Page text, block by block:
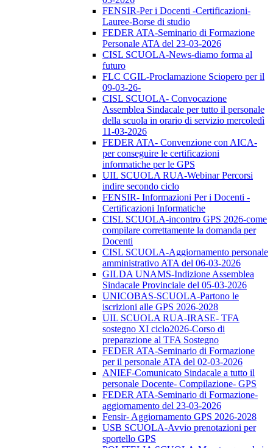
FENSIR-Per i Docenti -Certificazioni-
Lauree-Borse di studio
FEDER ATA-Seminario di Formazione
Personale ATA del 23-03-2026
CISL SCUOLA-News-diamo forma al
futuro
FLC CGIL-Proclamazione Sciopero per il
09-03-26-
CISL SCUOLA- Convocazione
Assemblea Sindacale per tutto il personale
della scuola in orario di servizio mercoledì
11-03-2026
FEDER ATA- Convenzione con AICA-
per conseguire le certificazioni
informatiche per le GPS
UIL SCUOLA RUA-Webinar Percorsi
indire secondo ciclo
FENSIR- Informazioni Per i Docenti -
Certificazioni Informatiche
CISL SCUOLA-incontro GPS 2026-come
compilare correttamente la domanda per
Docenti
CISL SCUOLA-Aggiornamento personale
amministrativo ATA del 06-03-2026
GILDA UNAMS-Indizione Assemblea
Sindacale Provinciale del 05-03-2026
UNICOBAS-SCUOLA-Partono le
iscrizioni alle GPS 2026-2028
UIL SCUOLA RUA-IRASE- TFA
sostegno XI ciclo2026-Corso di
preparazione al TFA Sostegno
FEDER ATA-Seminario di Formazione
per il personale ATA del 02-03-2026
ANIEF-Comunicato Sindacale a tutto il
personale Docente- Compilazione- GPS
FEDER ATA-Seminario di Formazione-
aggiornamento del 23-03-2026
Fensir- Aggiornamento GPS 2026-2028
USB SCUOLA-Avvio prenotazioni per
sportello GPS